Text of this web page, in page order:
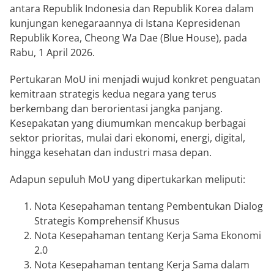
antara Republik Indonesia dan Republik Korea dalam
kunjungan kenegaraannya di Istana Kepresidenan
Republik Korea, Cheong Wa Dae (Blue House), pada
Rabu, 1 April 2026.
Pertukaran MoU ini menjadi wujud konkret penguatan
kemitraan strategis kedua negara yang terus
berkembang dan berorientasi jangka panjang.
Kesepakatan yang diumumkan mencakup berbagai
sektor prioritas, mulai dari ekonomi, energi, digital,
hingga kesehatan dan industri masa depan.
Adapun sepuluh MoU yang dipertukarkan meliputi:
Nota Kesepahaman tentang Pembentukan Dialog
Strategis Komprehensif Khusus
Nota Kesepahaman tentang Kerja Sama Ekonomi
2.0
Nota Kesepahaman tentang Kerja Sama dalam